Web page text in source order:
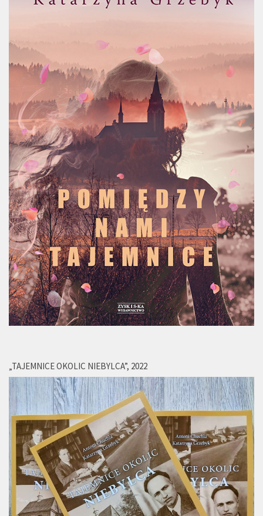
„TAJEMNICE OKOLIC NIEBYLCA”, 2022